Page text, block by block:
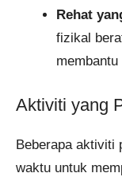
Rehat
fizikal
Aktiviti yang
Beberapa aktiviti
waktu untuk